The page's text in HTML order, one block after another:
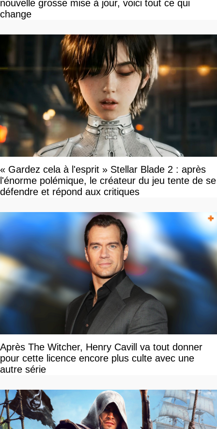
nouvelle grosse mise à jour, voici tout ce qui
change
« Gardez cela à l'esprit » Stellar Blade 2 : après
l'énorme polémique, le créateur du jeu tente de se
défendre et répond aux critiques
Après The Witcher, Henry Cavill va tout donner
pour cette licence encore plus culte avec une
autre série